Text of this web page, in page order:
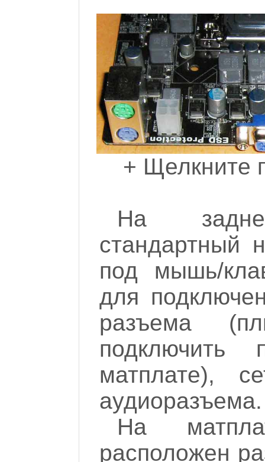
+ Щелкните
На
стандартный
под мышь/
для
разъема
матплате),
аудиоразъема.
На
расположен